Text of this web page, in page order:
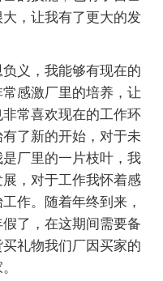
，让我有了更大的发
义，我能够有现在的
感激厂里的培养，让
常喜欢现在的工作环
了新的开始，对于未
厂里的一片枝叶，我
，对于工作我怀着感
作。随着年终到来，
了，在这期间需要备
礼物我们厂因买家的